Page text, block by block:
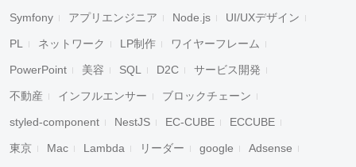
Symfony アプリエンジニア Node.js UI/UXデザイン
PL ネットワーク LP制作 ワイヤーフレーム
PowerPoint 美容 SQL D2C サービス開発
不動産 インフルエンサー ブロックチェーン
styled-component NestJS EC-CUBE ECCUBE
東京 Mac Lambda リーダー google Adsense